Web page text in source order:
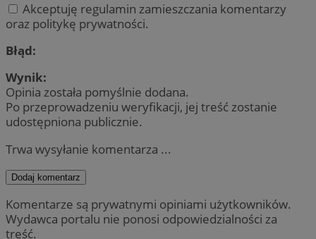
Akceptuję regulamin zamieszczania komentarzy
oraz politykę prywatności.
Błąd:
Wynik:
Opinia została pomyślnie dodana.
Po przeprowadzeniu weryfikacji, jej treść zostanie
udostępniona publicznie.
Trwa wysyłanie komentarza ...
Dodaj komentarz
Komentarze są prywatnymi opiniami użytkowników.
Wydawca portalu nie ponosi odpowiedzialności za
treść.